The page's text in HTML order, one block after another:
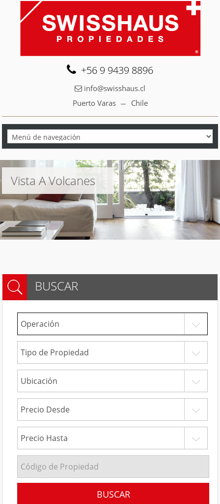
info@swisshaus.cl
Puerto Varas
Chile
+56 9 9439 8896
Vista A Volcanes
BUSCAR